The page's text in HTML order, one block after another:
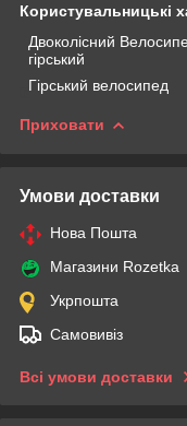
Користувальницькі
Двоколісний
гірський
Гірський велосипед
Приховати
Умови доставки
Нова Пошта
Магазини Rozetka
Укрпошта
Самовивіз
Всі умови доставки